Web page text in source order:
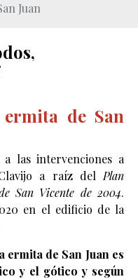
Juan
de San
a las intervenciones a
a raíz del Plan
San Vicente de 2004.
en el edificio de la
ermita de San Juan es
y el gótico y según